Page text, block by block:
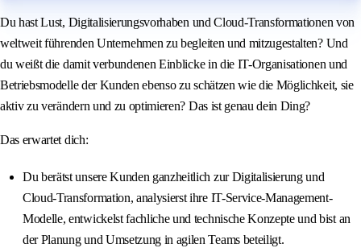
Du hast Lust, Digitalisierungsvorhaben und Cloud-Transformationen von
weltweit führenden Unternehmen zu begleiten und mitzugestalten? Und
du weißt die damit verbundenen Einblicke in die IT-Organisationen und
Betriebsmodelle der Kunden ebenso zu schätzen wie die Möglichkeit, sie
aktiv zu verändern und zu optimieren? Das ist genau dein Ding?
Das erwartet dich:
Du berätst unsere Kunden ganzheitlich zur Digitalisierung und
Cloud-Transformation, analysierst ihre IT-Service-Management-
Modelle, entwickelst fachliche und technische Konzepte und bist an
der Planung und Umsetzung in agilen Teams beteiligt.